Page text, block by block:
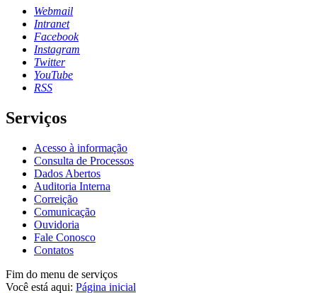
Webmail
Intranet
Facebook
Instagram
Twitter
YouTube
RSS
Serviços
Acesso à informação
Consulta de Processos
Dados Abertos
Auditoria Interna
Correição
Comunicação
Ouvidoria
Fale Conosco
Contatos
Fim do menu de serviços
Você está aqui: Página inicial